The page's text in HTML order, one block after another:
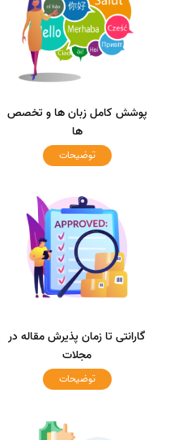
پوشش کامل زبان ها و تخصص
ها
توضیحات
گارانتی تا زمان پذیرش مقاله در
مجلات
توضیحات